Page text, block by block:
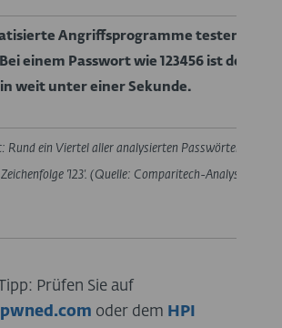
Angriffsprogramme testen
einem Passwort wie 123456 ist der
weit unter einer Sekunde.
Rund ein Viertel aller analysierten Passwörter besteht
'123'. (Quelle: Comparitech-Analyse
Prüfen Sie auf
oder dem HPI